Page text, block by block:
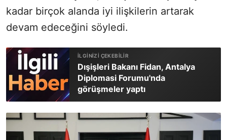
kadar birçok alanda iyi ilişkilerin artarak
devam edeceğini söyledi.
Dışişleri Bakanı Fidan, Antalya
Diplomasi Forumu'nda
görüşmeler yaptı